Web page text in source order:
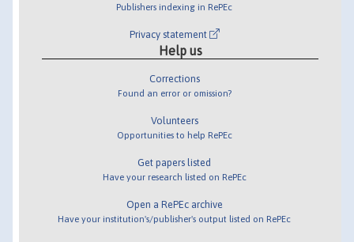
Publishers indexing in RePEc
Privacy statement
Help us
Corrections
Found an error or omission?
Volunteers
Opportunities to help RePEc
Get papers listed
Have your research listed on RePEc
Open a RePEc archive
Have your institution's/publisher's output listed on RePEc